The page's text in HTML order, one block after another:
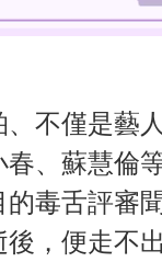
、不僅是藝
春、蘇慧倫
毒舌評審
，便走不